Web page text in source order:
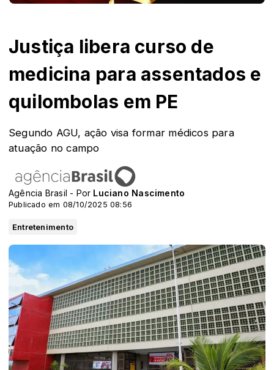
Justiça libera curso de
medicina para assentados e
quilombolas em PE
Segundo AGU, ação visa formar médicos para
atuação no campo
Agência Brasil - Por Luciano Nascimento
Publicado em 08/10/2025 08:56
Entretenimento